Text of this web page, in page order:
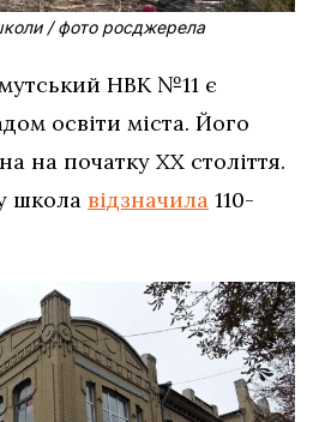
/ фото росджерела
НВК №11 є
освіти міста. Його
на початку ХХ століття.
школа відзначила 110-